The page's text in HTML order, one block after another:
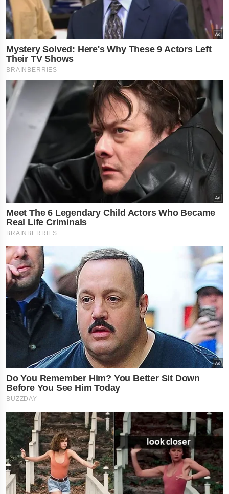
×
નોકરી-ધંધામાં પ્રગતિ... આ
રાશિના લોકોને ફળશે આજનો
દિવસ , જાણો તમારું રાશિફળ?